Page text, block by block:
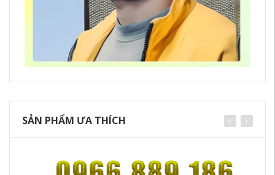
SẢN PHẨM ƯA THÍCH